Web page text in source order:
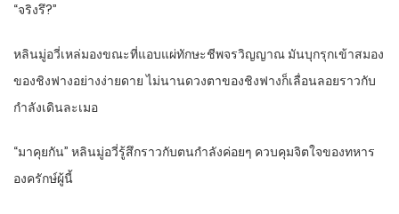
“จริงรึ?”
หลินมู่อวี่เหล่มองขณะที่แอบแผ่ทักษะชีพจรวิญญาณ มันบุกรุกเข้าสมอง
ของชิงฟางอย่างง่ายดาย ไม่นานดวงตาของชิงฟางก็เลื่อนลอยราวกับ
กำลังเดินละเมอ
“มาคุยกัน” หลินมู่อวี่รู้สึกราวกับตนกำลังค่อยๆ ควบคุมจิตใจของทหาร
องครักษ์ผู้นี้